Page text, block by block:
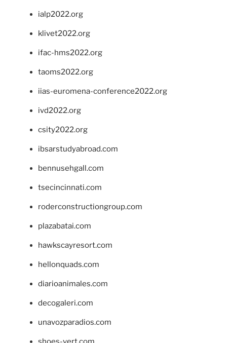
ialp2022.org
klivet2022.org
ifac-hms2022.org
taoms2022.org
iias-euromena-conference2022.org
ivd2022.org
csity2022.org
ibsarstudyabroad.com
bennusehgall.com
tsecincinnati.com
roderconstructiongroup.com
plazabatai.com
hawkscayresort.com
hellonquads.com
diarioanimales.com
decogaleri.com
unavozparadios.com